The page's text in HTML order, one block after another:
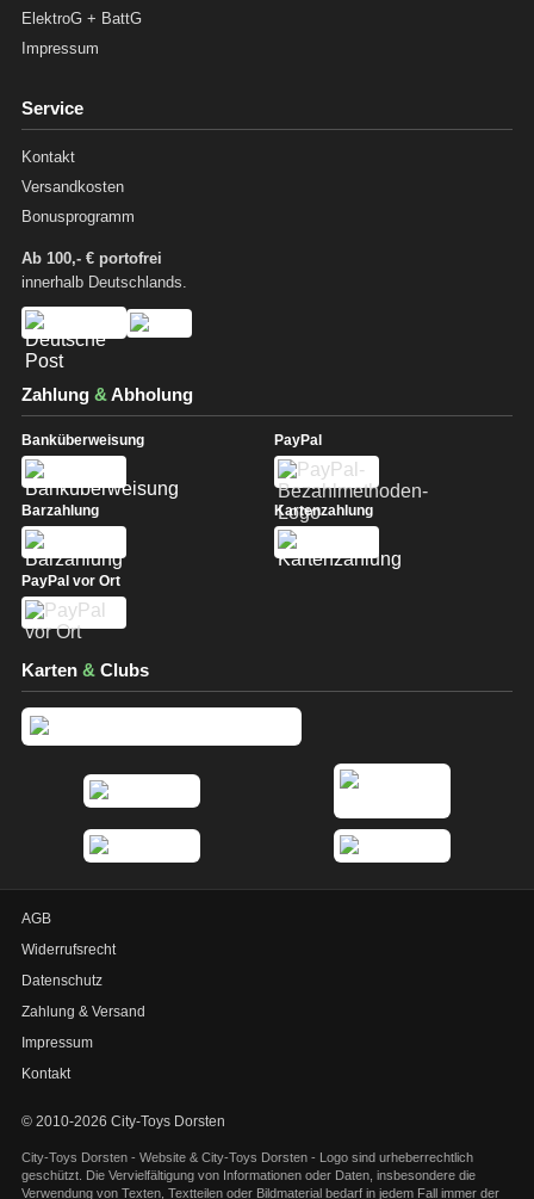
ElektroG + BattG
Impressum
Service
Kontakt
Versandkosten
Bonusprogramm
Ab 100,- € portofrei
innerhalb Deutschlands.
Zahlung &Abholung
Banküberweisung PayPal
Barzahlung Kartenzahlung
PayPal vor Ort
Karten & Clubs
AGB
Widerrufsrecht
Datenschutz
Zahlung & Versand
Impressum
Kontakt
© 2010-2026 City-Toys Dorsten
City-Toys Dorsten - Website & City-Toys Dorsten - Logo sind urheberrechtlich
geschützt. Die Vervielfältigung von Informationen oder Daten, insbesondere die
Verwendung von Texten, Textteilen oder Bildmaterial bedarf in jedem Fall immer der